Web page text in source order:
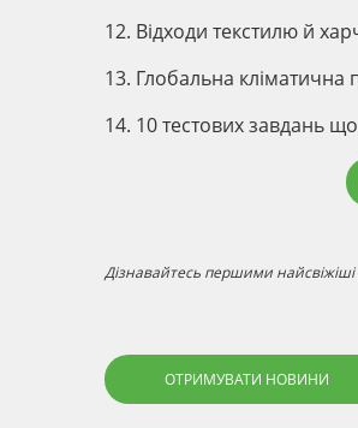
12. Відходи текстилю й
13. Глобальна кліматична
14. 10 тестових завдань
Дізнавайтесь першими найсвіжіші
ОТРИМУВАТИ НОВИНИ